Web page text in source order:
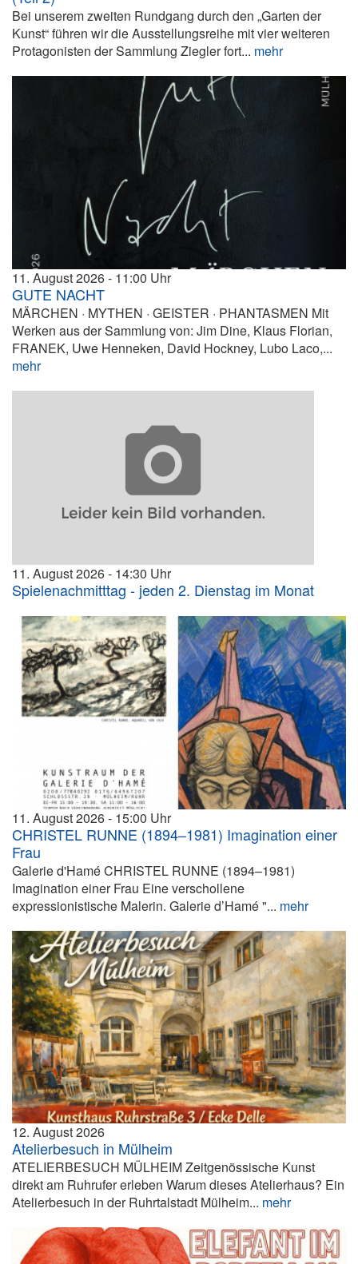
Bei unserem zweiten Rundgang durch den „Garten der
Kunst“ führen wir die Ausstellungsreihe mit vier weiteren
Protagonisten der Sammlung Ziegler fort... mehr
11. August 2026 11:00
GUTE NACHT
MÄRCHEN · MYTHEN · GEISTER · PHANTASMEN Mit
Werken aus der Sammlung von: Jim Dine, Klaus Florian,
FRANEK, Uwe Henneken, David Hockney, Lubo Laco,...
mehr
11. August 2026 14:30
Spielenachmitttag - jeden 2. Dienstag im Monat
11. August 2026 15:00
CHRISTEL RUNNE (1894–1981) Imagination einer
Frau
Galerie d'Hamé CHRISTEL RUNNE (1894–1981)
Imagination einer Frau Eine verschollene
expressionistische Malerin. Galerie d’Hamé "... mehr
12. August 2026
Atelierbesuch in Mülheim
ATELIERBESUCH MÜLHEIM Zeitgenössische Kunst
direkt am Ruhrufer erleben Warum dieses Atelierhaus? Ein
Atelierbesuch in der Ruhrtalstadt Mülheim... mehr